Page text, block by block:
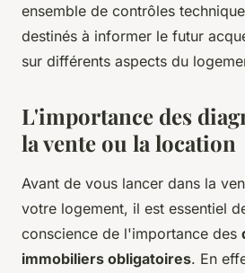
ensemble de contrôles
destinés à informer le futur
sur différents aspects du
L'importance des
la vente ou la location
Avant de vous lancer dans la
votre logement, il est essentiel
conscience de l'importance des
immobiliers obligatoires. En